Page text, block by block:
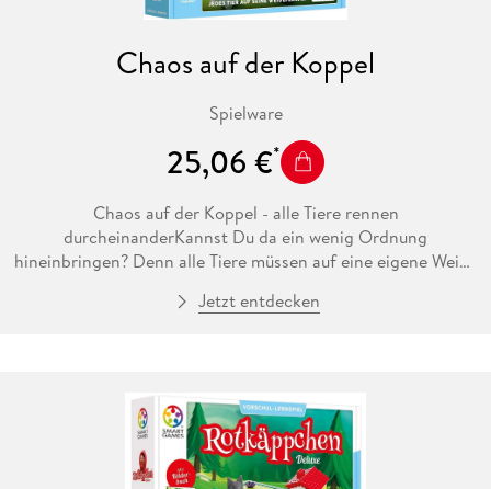
Chaos auf der Koppel
Spielware
25,06 €
Chaos auf der Koppel - alle Tiere rennen
durcheinanderKannst Du da ein wenig Ordnung
hineinbringen? Denn alle Tiere müssen auf eine eigene Weide
Wasserstelle! Leider hat der Bauer nur noch 3 Zaunelemente
Jetzt entdecken